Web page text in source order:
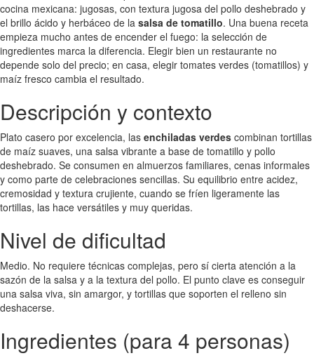
cocina mexicana: jugosas, con textura jugosa del pollo deshebrado y
el brillo ácido y herbáceo de la salsa de tomatillo. Una buena receta
empieza mucho antes de encender el fuego: la selección de
ingredientes marca la diferencia. Elegir bien un restaurante no
depende solo del precio; en casa, elegir tomates verdes (tomatillos) y
maíz fresco cambia el resultado.
Descripción y contexto
Plato casero por excelencia, las enchiladas verdes combinan tortillas
de maíz suaves, una salsa vibrante a base de tomatillo y pollo
deshebrado. Se consumen en almuerzos familiares, cenas informales
y como parte de celebraciones sencillas. Su equilibrio entre acidez,
cremosidad y textura crujiente, cuando se fríen ligeramente las
tortillas, las hace versátiles y muy queridas.
Nivel de dificultad
Medio. No requiere técnicas complejas, pero sí cierta atención a la
sazón de la salsa y a la textura del pollo. El punto clave es conseguir
una salsa viva, sin amargor, y tortillas que soporten el relleno sin
deshacerse.
Ingredientes (para 4 personas)